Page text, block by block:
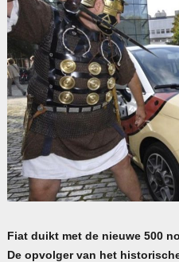
Fiat duikt met de nieuwe 500
De opvolger van het